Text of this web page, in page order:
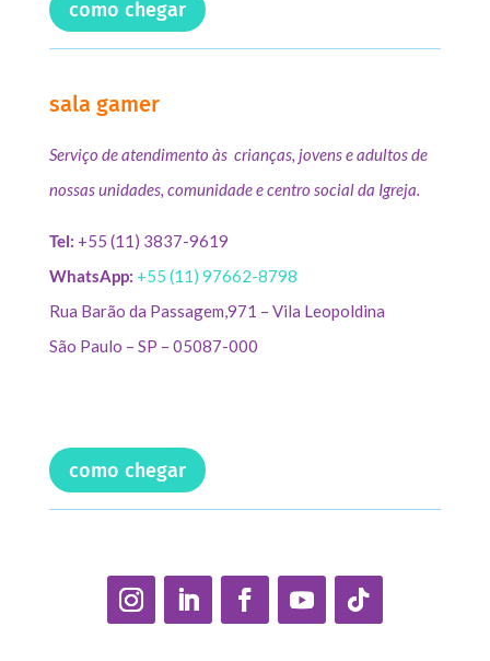
como chegar
sala gamer
Serviço de atendimento às crianças, jovens e adultos de
nossas unidades, comunidade e centro social da Igreja.
Tel: +55 (11) 3837-9619
WhatsApp: +55 (11) 97662-8798
Rua Barão da Passagem,971 – Vila Leopoldina
São Paulo – SP – 05087-000
como chegar